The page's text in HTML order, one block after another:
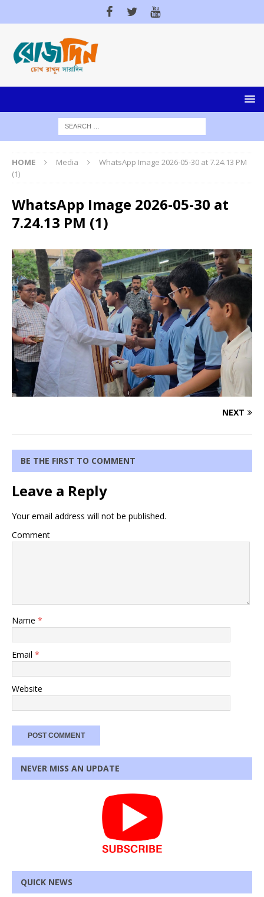
HOME Media
WhatsApp Image 2026-05-30 at 7.24.13 PM
(1)
WhatsApp Image 2026-05-30 at
7.24.13 PM (1)
NEXT
BE THE FIRST TO COMMENT
Leave a Reply
Your email address will not be published.
Comment
Name *
Email *
Website
NEVER MISS AN UPDATE
QUICK NEWS